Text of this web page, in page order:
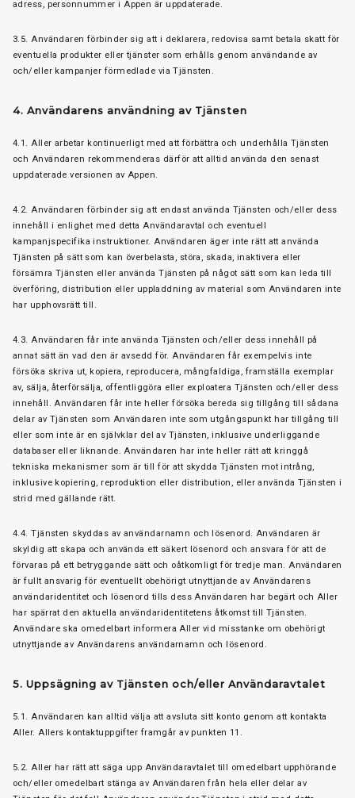
adress, personnummer i Appen är uppdaterade.
3.5. Användaren förbinder sig att i deklarera, redovisa samt betala skatt för
eventuella produkter eller tjänster som erhålls genom användande av
och/eller kampanjer förmedlade via Tjänsten.
4. Användarens användning av Tjänsten
4.1. Aller arbetar kontinuerligt med att förbättra och underhålla Tjänsten
och Användaren rekommenderas därför att alltid använda den senast
uppdaterade versionen av Appen.
4.2. Användaren förbinder sig att endast använda Tjänsten och/eller dess
innehåll i enlighet med detta Användaravtal och eventuell
kampanjspecifika instruktioner. Användaren äger inte rätt att använda
Tjänsten på sätt som kan överbelasta, störa, skada, inaktivera eller
försämra Tjänsten eller använda Tjänsten på något sätt som kan leda till
överföring, distribution eller uppladdning av material som Användaren inte
har upphovsrätt till.
4.3. Användaren får inte använda Tjänsten och/eller dess innehåll på
annat sätt än vad den är avsedd för. Användaren får exempelvis inte
försöka skriva ut, kopiera, reproducera, mångfaldiga, framställa exemplar
av, sälja, återförsälja, offentliggöra eller exploatera Tjänsten och/eller dess
innehåll. Användaren får inte heller försöka bereda sig tillgång till sådana
delar av Tjänsten som Användaren inte som utgångspunkt har tillgång till
eller som inte är en självklar del av Tjänsten, inklusive underliggande
databaser eller liknande. Användaren har inte heller rätt att kringgå
tekniska mekanismer som är till för att skydda Tjänsten mot intrång,
inklusive kopiering, reproduktion eller distribution, eller använda Tjänsten i
strid med gällande rätt.
4.4. Tjänsten skyddas av användarnamn och lösenord. Användaren är
skyldig att skapa och använda ett säkert lösenord och ansvara för att de
förvaras på ett betryggande sätt och oåtkomligt för tredje man. Användaren
är fullt ansvarig för eventuellt obehörigt utnyttjande av Användarens
användaridentitet och lösenord tills dess Användaren har begärt och Aller
har spärrat den aktuella användaridentitetens åtkomst till Tjänsten.
Användare ska omedelbart informera Aller vid misstanke om obehörigt
utnyttjande av Användarens användarnamn och lösenord.
5. Uppsägning av Tjänsten och/eller Användaravtalet
5.1. Användaren kan alltid välja att avsluta sitt konto genom att kontakta
Aller. Allers kontaktuppgifter framgår av punkten 11.
5.2. Aller har rätt att säga upp Användaravtalet till omedelbart upphörande
och/eller omedelbart stänga av Användaren från hela eller delar av